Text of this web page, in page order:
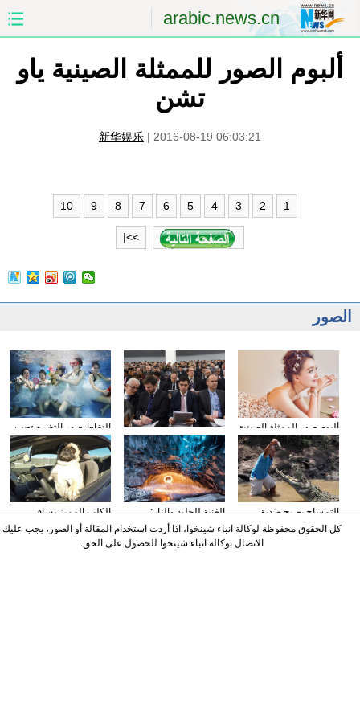
arabic.news.cn
الصين
الاقتصاد
السياحة والبيئة
مؤتمر صحفى للخارجية
ألبوم الصور للممثلة الصينية ياو
تشن
新华娱乐 | 2016-08-19 06:03:21
1
2
3
4
5
6
7
8
9
10
>>|
الصور
التقاط صور التخرج تحت
المياه
وسائل الإعلام الأجنبية
تولي اهتمامها بتقرير عمل
الحكومة
ألبوم صور الممثلة الصينية
سون تشيان
الكلب المميز يساق
السيارات
الغنية للجليد والنار:
المصور يلتقط صورا في
الأنهار الجليدية
التمساح يصبح صديق
الناس في كوستا ريكا
كل الحقوق محفوظة لوكالة انباء شينخوا، اذا أردت استخدام المقالة أو الصور، يجب عليك
الاتصال بوكالة انباء شينخوا للحصول على الحق.